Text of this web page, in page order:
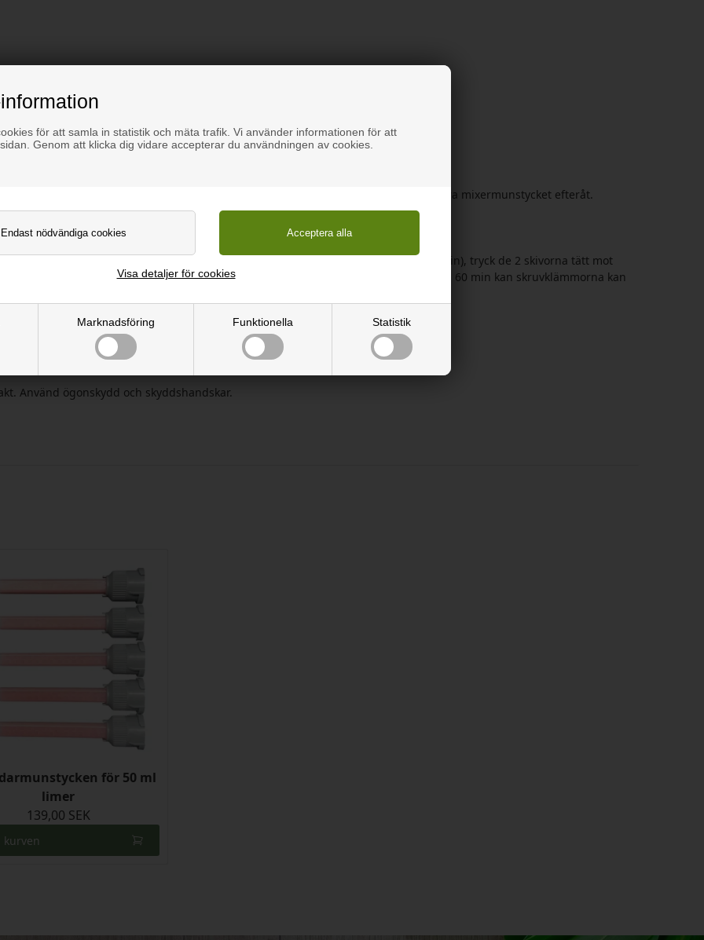
för att samla in statistik och mäta trafik. Vi använder informationen för att
Genom att klicka dig vidare accepterar du användningen av cookies.
Marknadsföring Funktionella Statistik
Visa detaljer för cookies
lim i en patron (mätt på en 12 mm platta).
tills lim/härdare kommer ut ur båda behållarna. Torka bort överskottet och montera mixermunstycket efteråt.
applicera en jämn mängd på ytan som ska limmas. Direkt efter limning (max. 10 min), tryck de 2 skivorna tätt mot
av skruvklämmor. Lim ska pressas upp från fogen. När limmet är helt hårt, efter ca. 60 min kan skruvklämmorna kan
praktiskt taget inga synliga fogar.
de inte kan återanvändas.
Använd ögonskydd och skyddshandskar.
för 50 ml
limer
139,00 SEK
kurven